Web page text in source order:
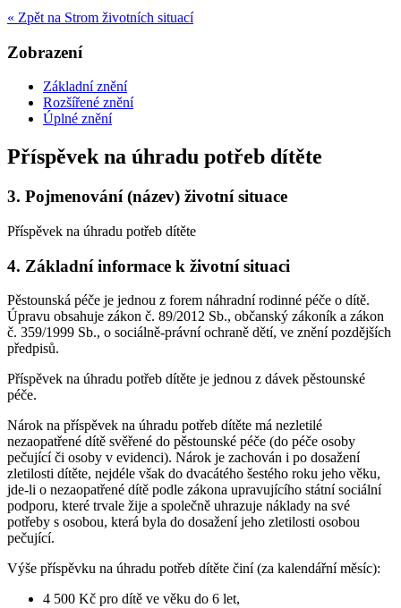
« Zpět na Strom životních situací
Zobrazení
Základní znění
Rozšířené znění
Úplné znění
Příspěvek na úhradu potřeb dítěte
3. Pojmenování (název) životní situace
Příspěvek na úhradu potřeb dítěte
4. Základní informace k životní situaci
Pěstounská péče je jednou z forem náhradní rodinné péče o dítě.
Úpravu obsahuje zákon č. 89/2012 Sb., občanský zákoník a zákon
č. 359/1999 Sb., o sociálně-právní ochraně dětí, ve znění pozdějších
předpisů.
Příspěvek na úhradu potřeb dítěte je jednou z dávek pěstounské
péče.
Nárok na příspěvek na úhradu potřeb dítěte má nezletilé
nezaopatřené dítě svěřené do pěstounské péče (do péče osoby
pečující či osoby v evidenci). Nárok je zachován i po dosažení
zletilosti dítěte, nejdéle však do dvacátého šestého roku jeho věku,
jde-li o nezaopatřené dítě podle zákona upravujícího státní sociální
podporu, které trvale žije a společně uhrazuje náklady na své
potřeby s osobou, která byla do dosažení jeho zletilosti osobou
pečující.
Výše příspěvku na úhradu potřeb dítěte činí (za kalendářní měsíc):
4 500 Kč pro dítě ve věku do 6 let,